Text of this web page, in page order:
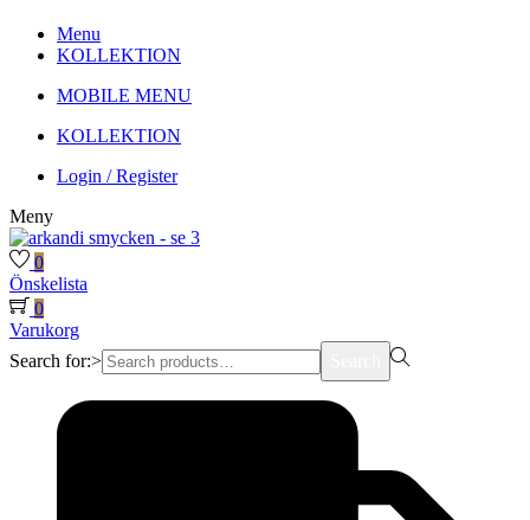
Menu
KOLLEKTION
MOBILE MENU
KOLLEKTION
Login / Register
Meny
0
Önskelista
0
Varukorg
Search for:>